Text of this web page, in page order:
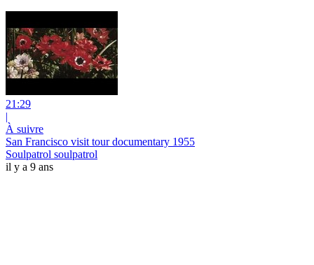
21:29
|
À suivre
San Francisco visit tour documentary 1955
Soulpatrol soulpatrol
il y a 9 ans